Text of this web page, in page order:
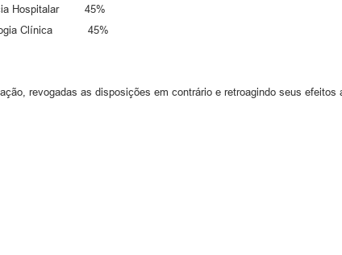
Hospitalar 45%
Clínica 45%
revogadas as disposições em contrário e retroagindo seus efeitos